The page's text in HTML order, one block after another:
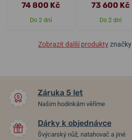
74 800 Kč
Do 2 dní
73 600 Kč
Do 2 dní
Zobrazit další produktyznačky
Záruka 5 let
Našim hodinkám věříme
Dárky k objednávce
Švýcarský nůž, natahovač a jiné